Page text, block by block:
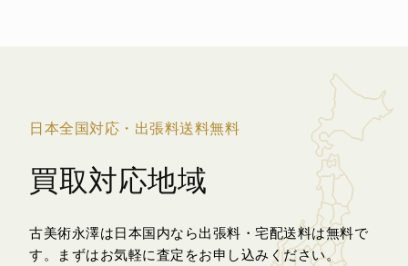
日本全国対応・出張料送料無料
買取対応地域
古美術永澤は日本国内なら出張料・宅配送料は無料で
す。
まずはお気軽に査定をお申し込みください。